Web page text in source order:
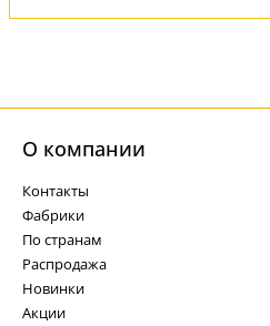
О компании
Контакты
Фабрики
По странам
Распродажа
Новинки
Акции